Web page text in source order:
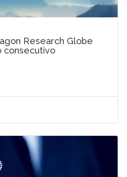
Research Globe
consecutivo